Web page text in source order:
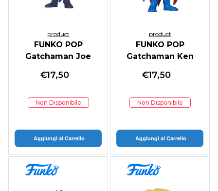
product
FUNKO POP
Gatchaman Joe
€17,50
Non Disponibile
Aggiungi al Carrello
product
FUNKO POP
Gatchaman Ken
€17,50
Non Disponibile
Aggiungi al Carrello